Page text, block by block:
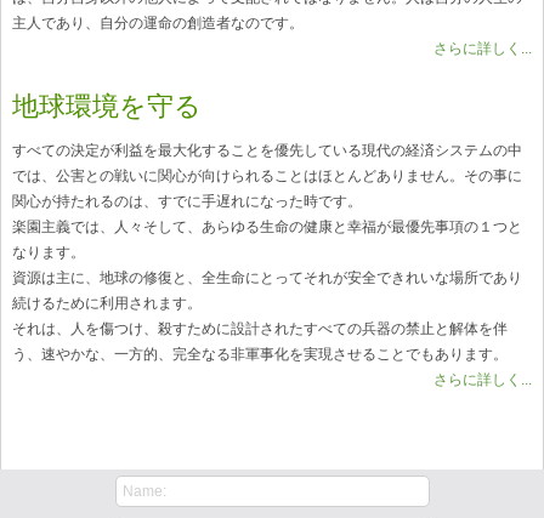
主人であり、自分の運命の創造者なのです。
さらに詳しく...
地球環境を守る
すべての決定が利益を最大化することを優先している現代の経済システムの中
では、公害との戦いに関心が向けられることはほとんどありません。その事に
関心が持たれるのは、すでに手遅れになった時です。
楽園主義では、人々そして、あらゆる生命の健康と幸福が最優先事項の１つと
なります。
資源は主に、地球の修復と、全生命にとってそれが安全できれいな場所であり
続けるために利用されます。
それは、人を傷つけ、殺すために設計されたすべての兵器の禁止と解体を伴
う、速やかな、一方的、完全なる非軍事化を実現させることでもあります。
さらに詳しく...